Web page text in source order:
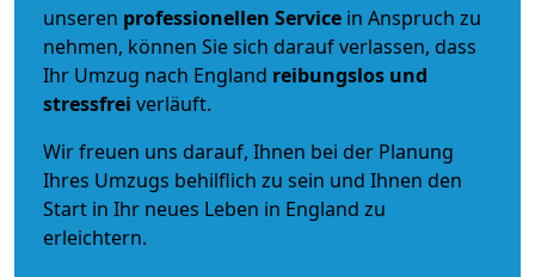
unseren professionellen Service in Anspruch zu
nehmen, können Sie sich darauf verlassen, dass
Ihr Umzug nach England reibungslos und
stressfrei verläuft.
Wir freuen uns darauf, Ihnen bei der Planung
Ihres Umzugs behilflich zu sein und Ihnen den
Start in Ihr neues Leben in England zu
erleichtern.